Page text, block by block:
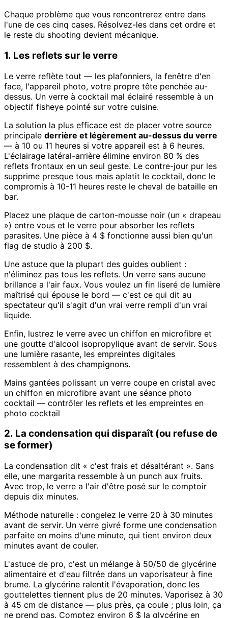
Chaque problème que vous rencontrerez entre dans
l'une de ces cinq cases. Résolvez-les dans cet ordre et
le reste du shooting devient mécanique.
1. Les reflets sur le verre
Le verre reflète tout — les plafonniers, la fenêtre d'en
face, l'appareil photo, votre propre tête penchée au-
dessus. Un verre à cocktail mal éclairé ressemble à un
objectif fisheye pointé sur votre cuisine.
La solution la plus efficace est de placer votre source
principale derrière et légèrement au-dessus du verre
— à 10 ou 11 heures si votre appareil est à 6 heures.
L'éclairage latéral-arrière élimine environ 80 % des
reflets frontaux en un seul geste. Le contre-jour pur les
supprime presque tous mais aplatit le cocktail, donc le
compromis à 10-11 heures reste le cheval de bataille en
bar.
Placez une plaque de carton-mousse noir (un « drapeau
») entre vous et le verre pour absorber les reflets
parasites. Une pièce à 4 $ fonctionne aussi bien qu'un
flag de studio à 200 $.
Une astuce que la plupart des guides oublient :
n'éliminez pas tous les reflets. Un verre sans aucune
brillance a l'air faux. Vous voulez un fin liseré de lumière
maîtrisé qui épouse le bord — c'est ce qui dit au
spectateur qu'il s'agit d'un vrai verre rempli d'un vrai
liquide.
Enfin, lustrez le verre avec un chiffon en microfibre et
une goutte d'alcool isopropylique avant de servir. Sous
une lumière rasante, les empreintes digitales
ressemblent à des champignons.
Mains gantées polissant un verre coupe en cristal avec
un chiffon en microfibre avant une séance photo
cocktail — contrôler les reflets et les empreintes en
photo cocktail
2. La condensation qui disparaît (ou refuse de
se former)
La condensation dit « c'est frais et désaltérant ». Sans
elle, une margarita ressemble à un punch aux fruits.
Avec trop, le verre a l'air d'être posé sur le comptoir
depuis dix minutes.
Méthode naturelle : congelez le verre 20 à 30 minutes
avant de servir. Un verre givré forme une condensation
parfaite en moins d'une minute, qui tient environ deux
minutes avant de couler.
L'astuce de pro, c'est un mélange à 50/50 de glycérine
alimentaire et d'eau filtrée dans un vaporisateur à fine
brume. La glycérine ralentit l'évaporation, donc les
gouttelettes tiennent plus de 20 minutes. Vaporisez à 30
à 45 cm de distance — plus près, ça coule ; plus loin, ça
ne prend pas. Comptez environ 6 $ la glycérine en